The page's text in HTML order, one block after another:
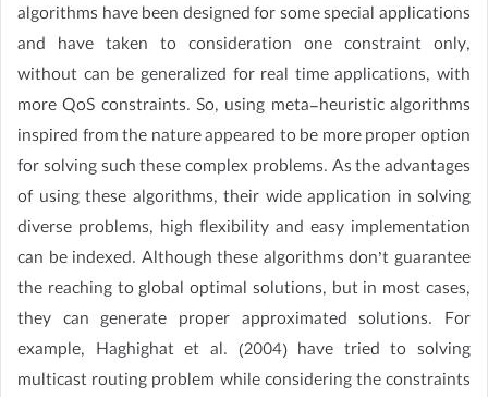
algorithms have been designed for some special applications
and have taken to consideration one constraint only,
without can be generalized for real time applications, with
more QoS constraints. So, using meta-heuristic algorithms
inspired from the nature appeared to be more proper option
for solving such these complex problems. As the advantages
of using these algorithms, their wide application in solving
diverse problems, high flexibility and easy implementation
can be indexed. Although these algorithms don’t guarantee
the reaching to global optimal solutions, but in most cases,
they can generate proper approximated solutions. For
example, Haghighat et al. (2004) have tried to solving
multicast routing problem while considering the constraints